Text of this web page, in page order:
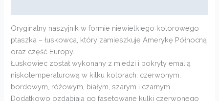
Oryginalny naszyjnik w formie niewielkiego kolorowego
ptaszka – łuskowca, który zamieszkuje Amerykę Północną
oraz część Europy.
Łuskowiec został wykonany z miedzi i pokryty emalią
niskotemperaturową w kilku kolorach: czerwonym,
bordowym, różowym, białym, szarym i czarnym.
Dodatkowo ozdabiają go fasetowane kulki czerwonego